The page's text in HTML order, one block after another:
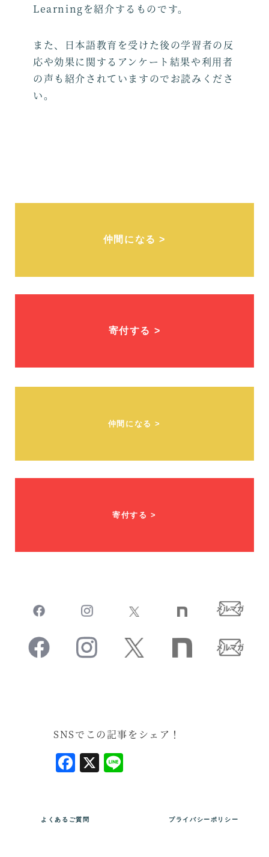
Learningを紹介するものです。
また、日本語教育を受けた後の学習者の反
応や効果に関するアンケート結果や利用者
の声も紹介されていますのでお読みくださ
い。
仲間になる >
寄付する >
仲間になる >
寄付する >
SNSでこの記事をシェア！
F
a
e
X
よくあるご質問 プライバシーポリシー